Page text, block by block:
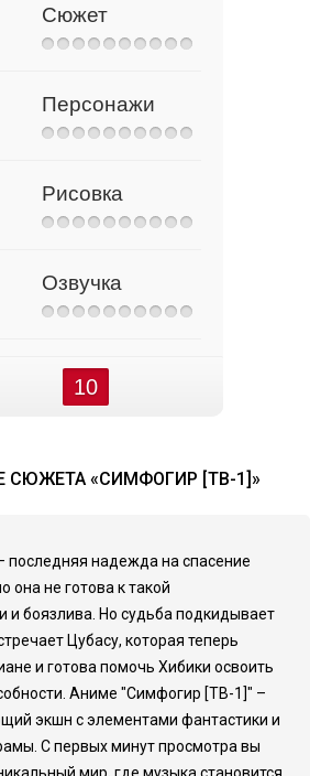
Сюжет
Персонажи
Рисовка
Озвучка
10
СЮЖЕТА «СИМФОГИР [ТВ-1]»
последняя надежда на спасение
она не готова к такой
и боязлива. Но судьба подкидывает
Цубасу, которая теперь
и готова помочь Хибики освоить
Аниме "Симфогир [ТВ-1]" –
экшн с элементами фантастики и
С первых минут просмотра вы